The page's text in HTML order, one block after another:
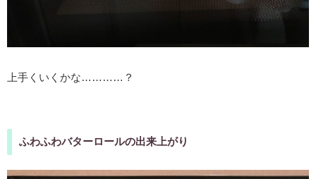
上手くいくかな…………？
ふわふわバターロールの出来上がり